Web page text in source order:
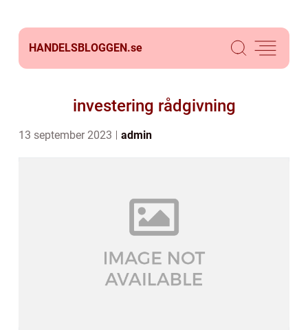
HANDELSBLOGGEN.se
investering rådgivning
13 september 2023 admin